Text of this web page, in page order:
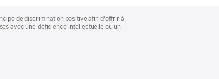
de discrimination positive afin d’offrir à
avec une déficience intellectuelle ou un